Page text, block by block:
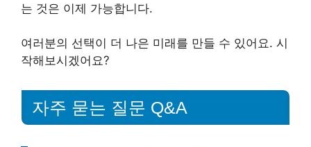
는 것은 이제 가능합니다.
여러분의 선택이 더 나은 미래를 만들 수 있어요. 시
작해보시겠어요?
자주 묻는 질문 Q&A